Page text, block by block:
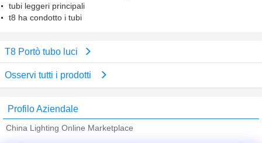
tubi leggeri principali
t8 ha condotto i tubi
T8 Portò tubo luci
Osservi tutti i prodotti
Profilo Aziendale
China Lighting Online Marketplace